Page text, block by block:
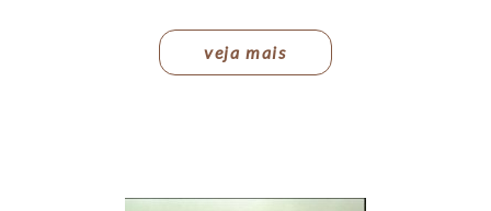
veja mais